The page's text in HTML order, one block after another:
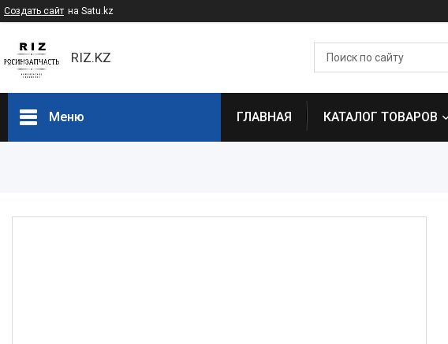
Создать сайт на Satu.kz
RIZ.KZ
Меню ГЛАВНАЯ КАТАЛОГ ТОВАРОВ